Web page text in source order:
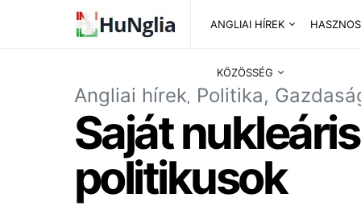
ANGLIAI HÍREK
KÖZÖSSÉG
Angliai hírek Politika,
Saját
politikusok